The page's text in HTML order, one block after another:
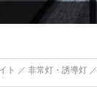
ト ／ 非常灯・誘導灯